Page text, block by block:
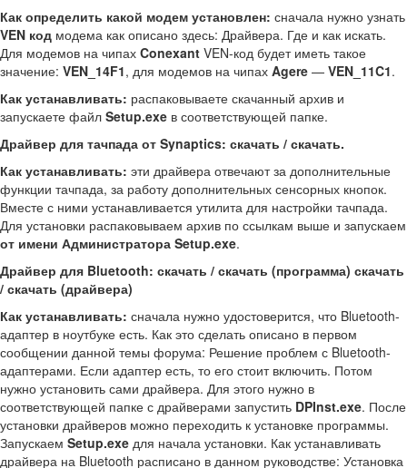
Как определить какой модем установлен: сначала нужно узнать
VEN код модема как описано здесь: Драйвера. Где и как искать.
Для модемов на чипах Conexant VEN-код будет иметь такое
значение: VEN_14F1, для модемов на чипах Agere — VEN_11C1.
Как устанавливать: распаковываете скачанный архив и
запускаете файл Setup.exe в соответствующей папке.
Драйвер для тачпада от Synaptics: скачать / скачать.
Как устанавливать: эти драйвера отвечают за дополнительные
функции тачпада, за работу дополнительных сенсорных кнопок.
Вместе с ними устанавливается утилита для настройки тачпада.
Для установки распаковываем архив по ссылкам выше и запускаем
от имени Администратора Setup.exe.
Драйвер для Bluetooth: скачать / скачать (программа) скачать
/ скачать (драйвера)
Как устанавливать: сначала нужно удостоверится, что Bluetooth-
адаптер в ноутбуке есть. Как это сделать описано в первом
сообщении данной темы форума: Решение проблем с Bluetooth-
адаптерами. Если адаптер есть, то его стоит включить. Потом
нужно установить сами драйвера. Для этого нужно в
соответствующей папке с драйверами запустить DPInst.exe. После
установки драйверов можно переходить к установке программы.
Запускаем Setup.exe для начала установки. Как устанавливать
драйвера на Bluetooth расписано в данном руководстве: Установка